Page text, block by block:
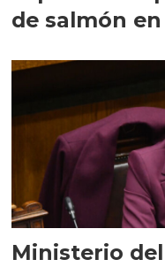
de salmón
Ministerio